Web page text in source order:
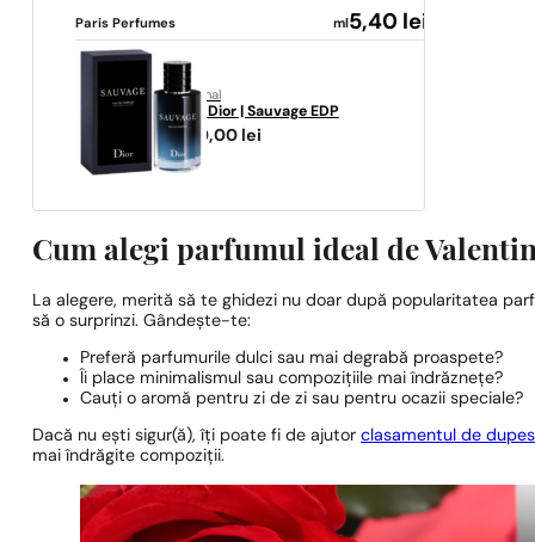
Paris Perfumes ml 5,40 lei
original
Dior Dior | Sauvage EDP
470,00 lei
Cum alegi parfumul ideal de
La alegere, merită să te ghidezi nu doar după popularitatea
să o surprinzi. Gândește-te:
Preferă parfumurile dulci sau mai degrabă proaspete?
Îi place minimalismul sau compozițiile mai îndrăznețe?
Cauți o aromă pentru zi de zi sau pentru ocazii speciale?
Dacă nu ești sigur(ă), îți poate fi de ajutorclasamentul de
mai îndrăgite compoziții.